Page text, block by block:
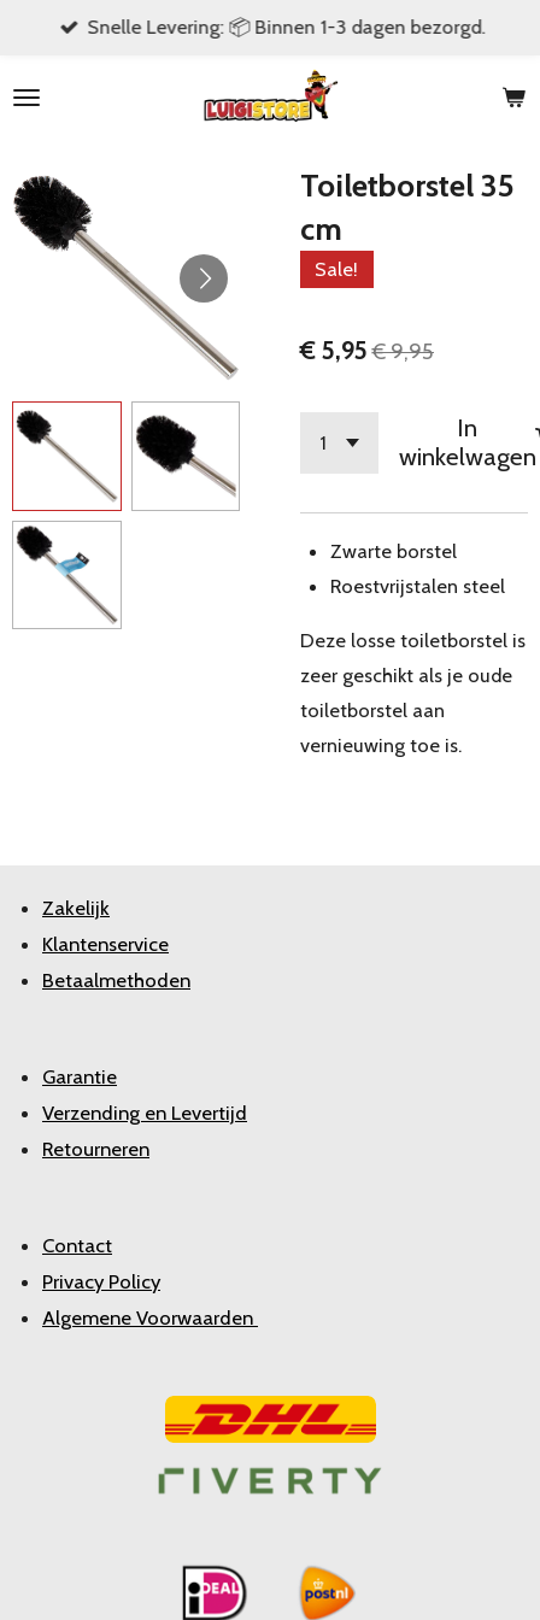
naar
Snelle Levering: 📦 Binnen 1-3 dagen bezorgd.
Toiletborstel 35
cm
Sale!
€ 5,95 € 9,95
In
winkelwagen
Zwarte borstel
Roestvrijstalen steel
Deze losse toiletborstel is
zeer geschikt als je oude
toiletborstel aan
vernieuwing toe is.
Zakelijk
Klantenservice
Betaalmethoden
Garantie
Verzending en Levertijd
Retourneren
Contact
Privacy Policy
Algemene Voorwaarden